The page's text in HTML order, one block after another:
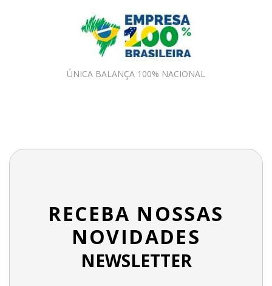
ÚNICA BALANÇA 100% NACIONAL
RECEBA NOSSAS
NOVIDADES
NEWSLETTER